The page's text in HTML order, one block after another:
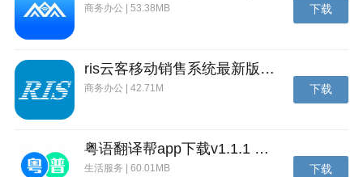
商务办公 | 53.38MB 下载
ris云客移动销售系统最新版下载v1.1.25 安卓手机版
商务办公 | 42.71M 下载
粤语翻译帮app下载v1.1.1 安卓版
生活服务 | 60.01MB 下载